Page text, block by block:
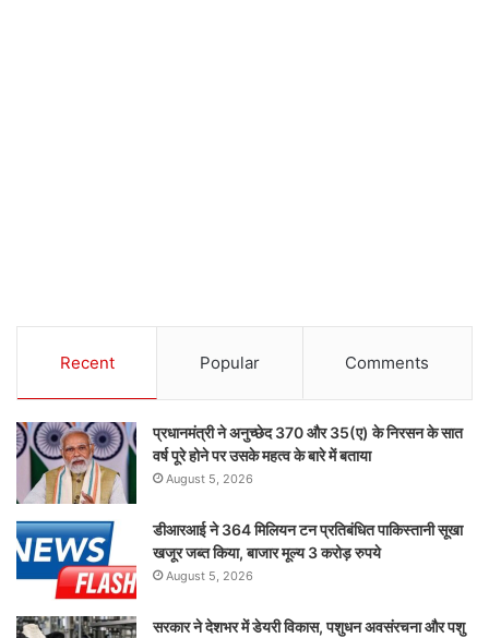
Recent Popular Comments
प्रधानमंत्री ने अनुच्छेद 370 और 35(ए) के निरसन के सात
वर्ष पूरे होने पर उसके महत्व के बारे में बताया
August 5, 2026
डीआरआई ने 364 मिलियन टन प्रतिबंधित पाकिस्तानी सूखा
खजूर जब्त किया, बाजार मूल्य 3 करोड़ रुपये
August 5, 2026
सरकार ने देशभर में डेयरी विकास, पशुधन अवसंरचना और पशु